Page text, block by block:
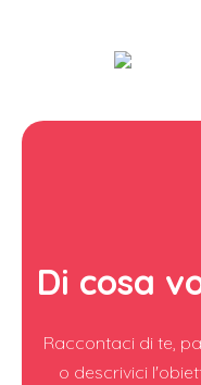
Di cosa
Raccontaci di te,
o descrivici